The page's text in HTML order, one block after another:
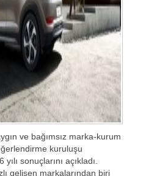
ve bağımsız marka-kurum
kuruluşu
sonuçlarını açıkladı.
gelişen markalarından biri